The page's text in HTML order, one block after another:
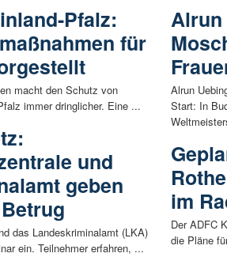
Pfalz:
für
macht den Schutz von
immer dringlicher. Eine ...
und
geben
das Landeskriminalamt (LKA)
ein. Teilnehmer erfahren, ...
Alrun
Alrun
Start: In
im
Der ADFC
die Pläne